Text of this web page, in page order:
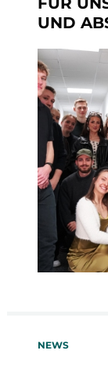
UND
NEWS